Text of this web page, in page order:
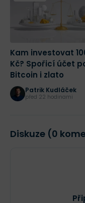
Kam investovat
Kč? Spořicí účet
Bitcoin i zlato
Patrik Kudláček
před 22 hodinami
Diskuze (0